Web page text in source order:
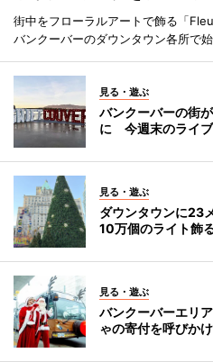
街中をフローラルアートで飾る「
バンクーバーのダウンタウン各所で始
見る・遊ぶ
バンクーバーの街
に 今週末のライ
見る・遊ぶ
ダウンタウンに23
10万個のライト飾
見る・遊ぶ
バンクーバーエリ
ゃの寄付を呼びかけ